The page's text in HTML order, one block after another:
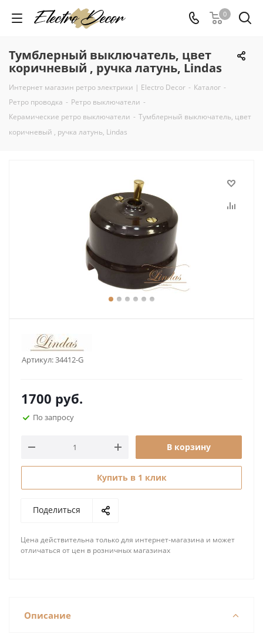
0
Тумблерный выключатель, цвет
коричневый , ручка латунь, Lindas
Интернет магазин ретро электрики | Electro Decor - Каталог -
Ретро проводка - Ретро выключатели -
Керамические ретро выключатели - Тумблерный выключатель, цвет
коричневый , ручка латунь, Lindas
Артикул:34412-G
1700 руб.
По запросу
В корзину
Купить в 1 клик
Поделиться
Цена действительна только для интернет-магазина и может
отличаться от цен в розничных магазинах
Описание